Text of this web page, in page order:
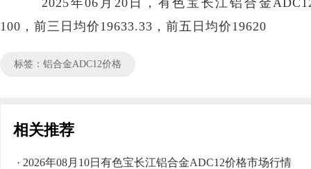
2025年06月20日，有色宝长江铝合金
100，前三日均价19633.33，前五日均价19620
标签：铝合金ADC12价格
相关推荐
· 2026年08月10日有色宝长江铝合金ADC12价格市场行情